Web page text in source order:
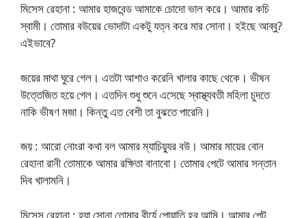
মিসেস রেহানা : আমার হাজবেন্ড আমাকে চোদো ভাল করে। আমার কচি
স্বামী। তোমার বউয়ের ভোদাটা একটু যত্ন করে মার সোনা। হইছে আব্বু?
এইভাবে?
জয়ের মাথা ঘুরে গেল। এতটা আশাও করেনি খালার কাছে থেকে। ভীষন
উত্তেজিত হয়ে গেল। এতদিন শুধু শুনে এসেছে স্বাস্থ্যবতী মহিলা চুদতে
নাকি ভীষণ মজা। কিন্তু এত বেশী তা বুঝতে পারেনি।
জয় : আরো নোংরা কথা বল আমার ম্যাচিয়্যুর বউ। আমার মায়ের বোন
রেহানা রানী তোমাকে আমার রক্ষিতা বানাবো। তোমার পেটে আমার সন্তান
দিব খালামনি।
মিসেস রেহানা : হ্যা সোনা তোমার বীর্যে পোয়াতি হব আমি। আমার পেট